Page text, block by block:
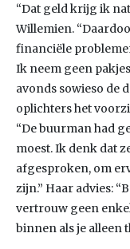
“Dat geld krijg ik
Willemien.
financiële
Ik neem geen
avonds sowieso de
oplichters het
“De buurman had
moest. Ik denk dat
afgesproken, om
zijn.” Haar advies:
vertrouw geen
binnen als je alleen